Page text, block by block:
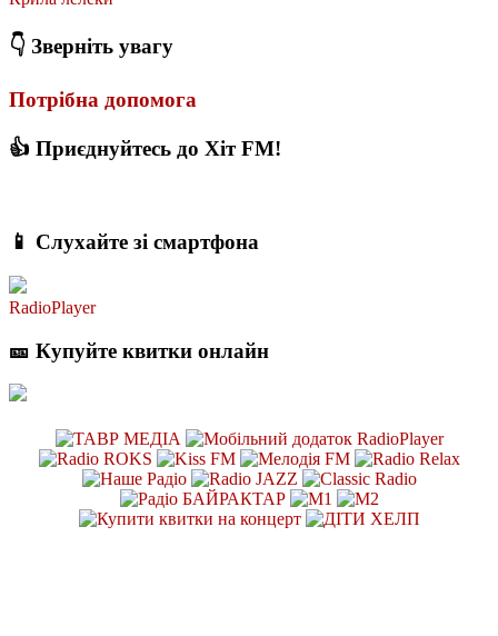
👇 Зверніть увагу
Потрібна допомога
👍 Приєднуйтесь до Хіт FM!
📱 Слухайте зі смартфона
RadioPlayer
🎫 Купуйте квитки онлайн